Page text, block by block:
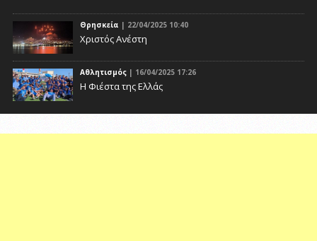
Θρησκεία | 22/04/2025 10:40
Χριστός Ανέστη
Αθλητισμός | 16/04/2025 17:26
Η Φιέστα της Ελλάς